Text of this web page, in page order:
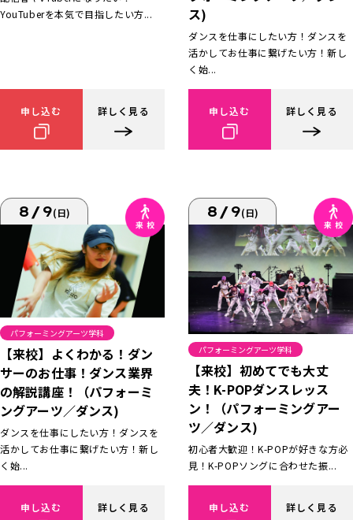
YouTuberを本気で目指したい方...
申し込む 詳しく見る
ス)
ダンスを仕事にしたい方！ダンスを
活かしてお仕事に繋げたい方！新し
く始...
申し込む 詳しく見る
8/9(日)
パフォーミングアーツ学科
【来校】よくわかる！ダン
サーのお仕事！ダンス業界
の解説講座！（パフォーミ
ングアーツ／ダンス)
ダンスを仕事にしたい方！ダンスを
活かしてお仕事に繋げたい方！新し
く始...
申し込む 詳しく見る
8/9(日)
パフォーミングアーツ学科
【来校】初めてでも大丈
夫！K-POPダンスレッス
ン！（パフォーミングアー
ツ／ダンス)
初心者大歓迎！K-POPが好きな方必
見！K-POPソングに合わせた振...
申し込む 詳しく見る